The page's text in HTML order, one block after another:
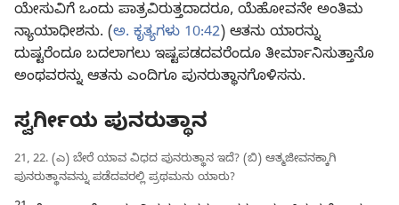
ಯೇಸುವಿಗೆ ಒಂದು ಪಾತ್ರವಿರುತ್ತದಾದರೂ, ಯೆಹೋವನೇ ಅಂತಿಮ
ನ್ಯಾಯಾಧೀಶನು. (ಅ. ಕೃತ್ಯಗಳು 10:42) ಆತನು ಯಾರನ್ನು
ದುಷ್ಟರೆಂದೂ ಬದಲಾಗಲು ಇಷ್ಟಪಡದವರೆಂದೂ ತೀರ್ಮಾನಿಸುತ್ತಾನೊ
ಅಂಥವರನ್ನು ಆತನು ಎಂದಿಗೂ ಪುನರುತ್ಥಾನಗೊಳಿಸನು.
ಸ್ವರ್ಗೀಯ ಪುನರುತ್ಥಾನ
21, 22. (ಎ) ಬೇರೆ ಯಾವ ವಿಧದ ಪುನರುತ್ಥಾನ ಇದೆ? (ಬಿ) ಆತ್ಮಜೀವನಕ್ಕಾಗಿ
ಪುನರುತ್ಥಾನವನ್ನು ಪಡೆದವರಲ್ಲಿ ಪ್ರಥಮನು ಯಾರು?